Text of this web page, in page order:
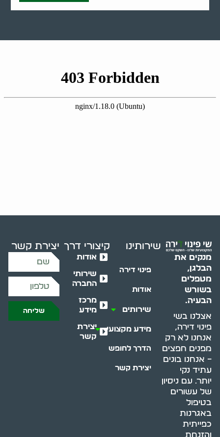
מנקים את
הבלגן,
מטפלים
בשורש
הבעיה.
אצלנו בשי
פינוי דירה,
אנחנו לא רק
מפנים חפצים
– אנחנו בונים
עתיד נקי
יותר. עם ניסיון
של עשורים
בטיפול
באגרנות
כפייתית
והזנחת
שירותינו
פינוי דירה
אודות
שירותים
מידע מקצועי
הדרך לחופש
יצירת קשר
קיצורי דרך
אודות
שירותי
החברה
מרכז
מידע
יצירת
קשר
יצירת קשר
שליחה